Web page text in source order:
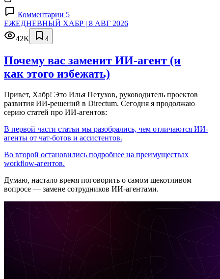
Комментарии 5
ЕЖЕДНЕВНЫЙ ХАБР | 8 АВГ 2026
42K
4
Почему вас заменит ИИ‑агент (и
как этого избежать)
Привет, Хабр! Это Илья Петухов, руководитель проектов
развития ИИ-решений в Directum. Сегодня я продолжаю
серию статей про ИИ-агентов:
В первой части статьи мы разобрались, чем отличаются ИИ-
агенты от чат-ботов и ассистентов.
Во второй остановились подробнее на преимуществах
workflow-агентов.
Думаю, настало время поговорить о самом щекотливом
вопросе — замене сотрудников ИИ-агентами.